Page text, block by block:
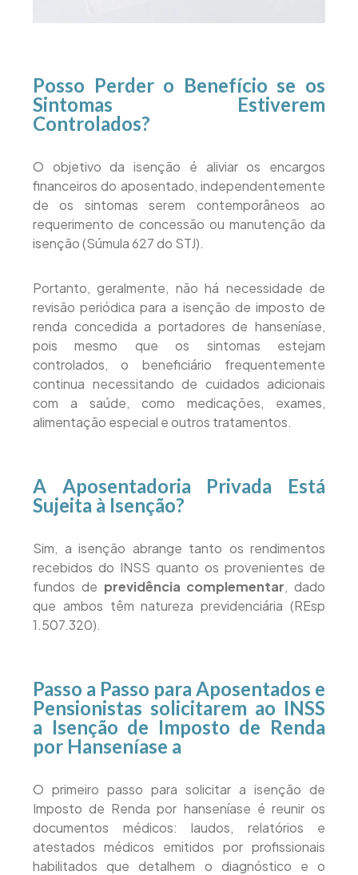
Posso Perder o Benefício se os
Sintomas Estiverem
Controlados?
O objetivo da isenção é aliviar os encargos
financeiros do aposentado, independentemente
de os sintomas serem contemporâneos ao
requerimento de concessão ou manutenção da
isenção (Súmula 627 do STJ).
Portanto, geralmente, não há necessidade de
revisão periódica para a isenção de imposto de
renda concedida a portadores de hanseníase,
pois mesmo que os sintomas estejam
controlados, o beneficiário frequentemente
continua necessitando de cuidados adicionais
com a saúde, como medicações, exames,
alimentação especial e outros tratamentos.
A Aposentadoria Privada Está
Sujeita à Isenção?
Sim, a isenção abrange tanto os rendimentos
recebidos do INSS quanto os provenientes de
fundos de previdência complementar, dado
que ambos têm natureza previdenciária (REsp
1.507.320).
Passo a Passo para Aposentados e
Pensionistas solicitarem ao INSS
a Isenção de Imposto de Renda
por Hanseníase a
O primeiro passo para solicitar a isenção de
Imposto de Renda por hanseníase é reunir os
documentos médicos: laudos, relatórios e
atestados médicos emitidos por profissionais
habilitados que detalhem o diagnóstico e o